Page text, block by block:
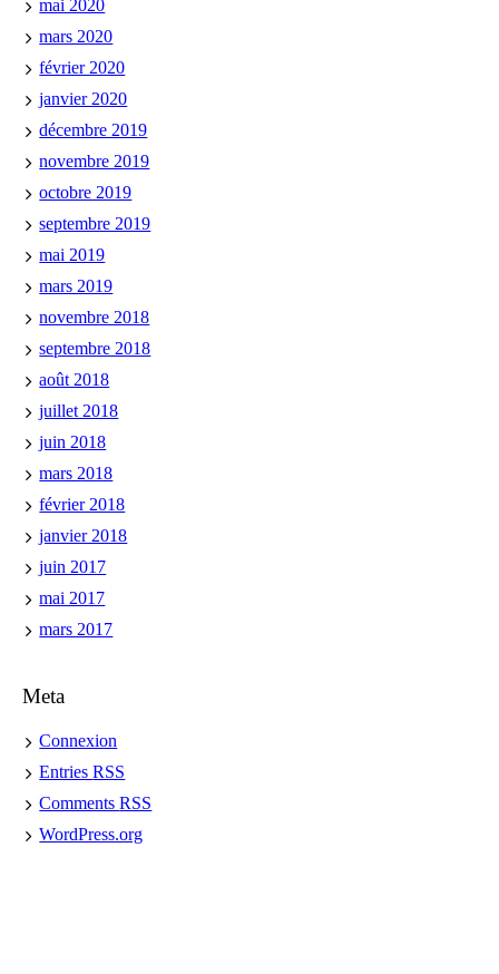
mai 2020
mars 2020
février 2020
janvier 2020
décembre 2019
novembre 2019
octobre 2019
septembre 2019
mai 2019
mars 2019
novembre 2018
septembre 2018
août 2018
juillet 2018
juin 2018
mars 2018
février 2018
janvier 2018
juin 2017
mai 2017
mars 2017
Meta
Connexion
EntriesRSS
CommentsRSS
WordPress.org